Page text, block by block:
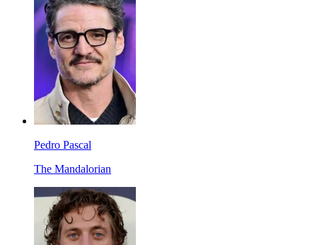
Pedro Pascal
The Mandalorian